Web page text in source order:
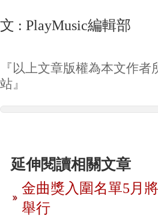
文 : PlayMusic編
『以上文章版權為本文作
站』
延伸閱讀相關文章
金曲獎入圍名單5月
舉行